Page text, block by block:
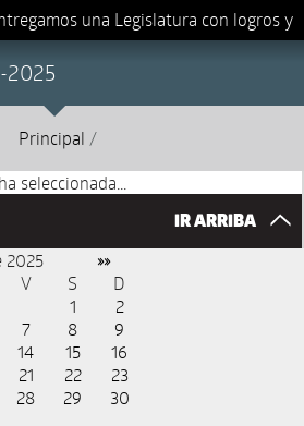
una Legislatura con logros y
2025
Principal /
seleccionada...
IR ARRIBA
2025 »»
V S
D
1
2
7 8
9
14 15
16
21 22
23
28 29 30